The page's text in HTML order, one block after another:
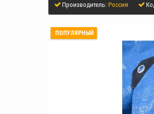
Производитель: Россия
ПОПУЛЯРНЫЙ